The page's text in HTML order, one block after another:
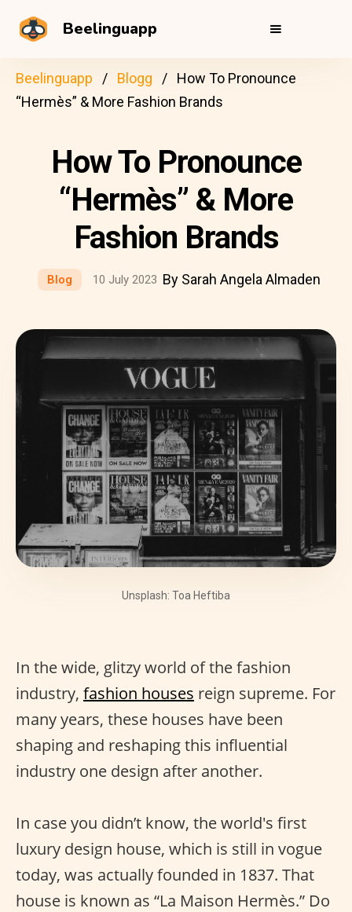
Beelinguapp
Beelinguapp Blogg
How To Pronounce
“Hermès” & More Fashion Brands
How To Pronounce
“Hermès” & More
Fashion Brands
Blog 10 July 2023 By Sarah Angela Almaden
Unsplash: Toa Heftiba
In the wide, glitzy world of the fashion
industry, fashion houses reign supreme. For
many years, these houses have been
shaping and reshaping this influential
industry one design after another.
In case you didn’t know, the world's first
luxury design house, which is still in vogue
today, was actually founded in 1837. That
house is known as “La Maison Hermès.” Do